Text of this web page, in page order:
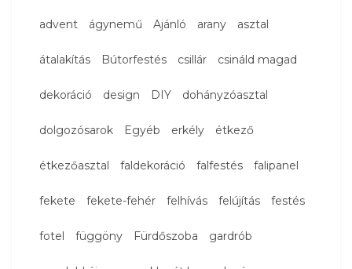
advent ágynemű Ajánló arany asztal
átalakítás Bútorfestés csillár csináld magad
dekoráció design DIY dohányzóasztal
dolgozósarok Egyéb erkély étkező
étkezőasztal faldekoráció falfestés falipanel
fekete fekete-fehér felhívás felújítás festés
fotel függöny Fürdőszoba gardrób